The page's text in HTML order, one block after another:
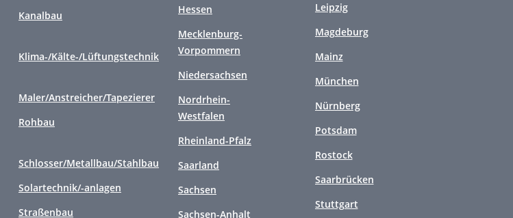
Kanalbau
Klima-/Kälte-/Lüftungstechnik
Maler/Anstreicher/Tapezierer
Rohbau
Schlosser/Metallbau/Stahlbau
Solartechnik/-anlagen
Straßenbau
Hessen
Mecklenburg-
Vorpommern
Niedersachsen
Nordrhein-
Westfalen
Rheinland-Pfalz
Saarland
Sachsen
Sachsen-Anhalt
Leipzig
Magdeburg
Mainz
München
Nürnberg
Potsdam
Rostock
Saarbrücken
Stuttgart